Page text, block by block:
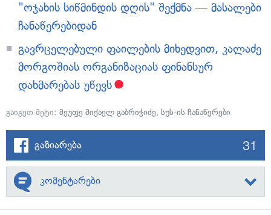
"ოჯახის სიწმინდის დღის" შექმნა — მასალები
ჩანაწერებიდან
გავრცელებული ფაილების მიხედვით, კალაძე
მორგოშიას ორგანიზაციას ფინანსურ
დახმარებას უწევს
გაიგეთ მეტი: მეუფე მიქაელ გაბრიჭიძე, სუს-ის ჩანაწერები
გაზიარება 31
კომენტარები